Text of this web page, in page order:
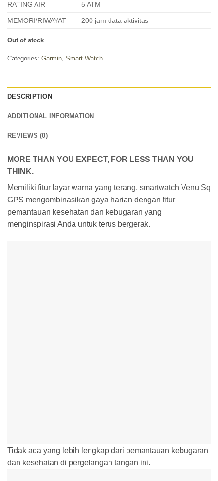
RATING AIR 5 ATM
MEMORI/RIWAYAT 200 jam data aktivitas
Out of stock
Categories: Garmin, Smart Watch
DESCRIPTION
ADDITIONAL INFORMATION
REVIEWS (0)
MORE THAN YOU EXPECT, FOR LESS THAN YOU
THINK.
Memiliki fitur layar warna yang terang, smartwatch Venu Sq
GPS mengombinasikan gaya harian dengan fitur
pemantauan kesehatan dan kebugaran yang
menginspirasi Anda untuk terus bergerak.
Tidak ada yang lebih lengkap dari pemantauan kebugaran
dan kesehatan di pergelangan tangan ini.